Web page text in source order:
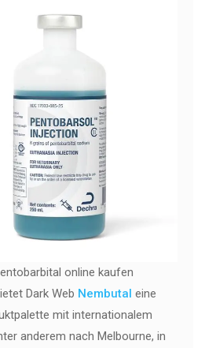
online kaufen
Dark Web Nembutal eine
mit internationalem
anderem nach Melbourne, in